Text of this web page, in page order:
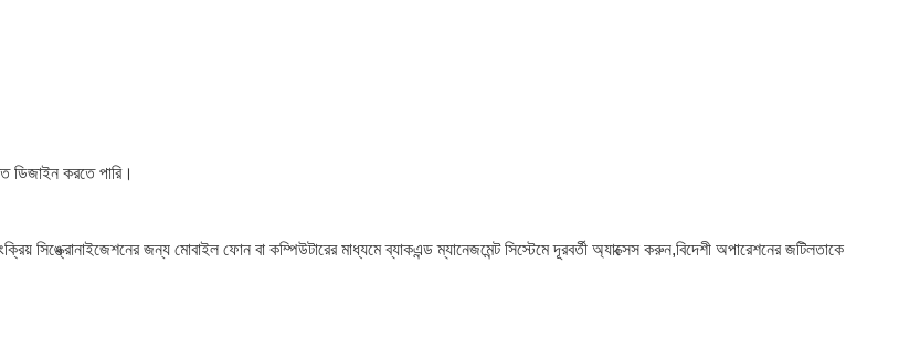
ডিজাইন করতে পারি।
সিঙ্ক্রোনাইজেশনের জন্য মোবাইল ফোন বা কম্পিউটারের মাধ্যমে ব্যাকএন্ড ম্যানেজমেন্ট সিস্টেমে দূরবর্তী অ্যাক্সেস করুন,বিদেশী অপারেশনের জটিলতাকে